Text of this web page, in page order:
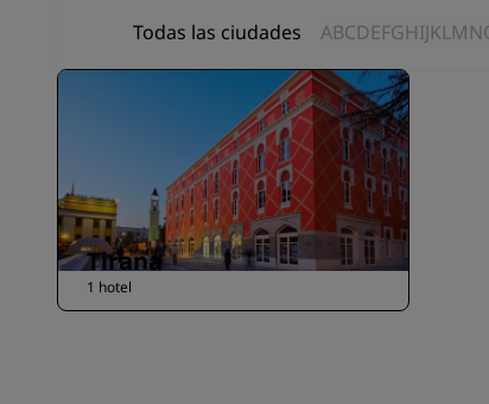
Todas las ciudades ABCDEFGHIJKLMN
Tirana
1 hotel